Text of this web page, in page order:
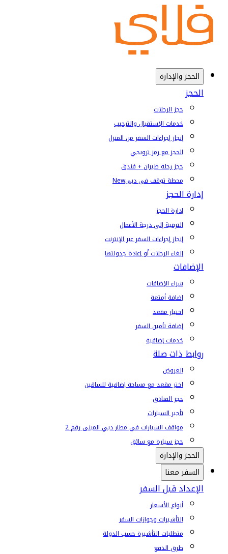
الحجز والإدارة
الحجز
حجز الرحلات
خدمات الإستقبال والترحيب
إنجاز إجراءات السفر من المنزل
الحجز مع رمز ترويجي
حجز رحلة طيران + فندق
محطة توقف في دبيNew
إدارة الحجز
إدارة الحجز
الترقية إلى درجة الأعمال
إنجاز إجراءات السفر عبر الإنترنت
إلغاء الرحلات أو إعادة جدولتها
الإضافات
شراء الإضافات
إضافة أمتعة
اختيار مقعد
إضافة تأمين السفر
خدمات إضافية
روابط ذات صلة
العروض
اختر مقعد مع مساحة إضافية للساقين
حجز الفنادق
تأجير السيارات
مواقف السيارات في مطار دبي المبنى رقم 2
حجز سيارة مع سائق
الحجز والإدارة
السفر معنا
الإعداد قبل السفر
أنواع الأسعار
التأشيرات وجوازات السفر
متطلبات التأشيرة حسب الدولة
طرق الدفع